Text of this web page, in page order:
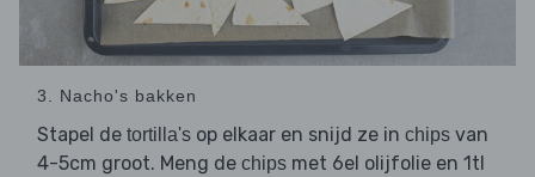
3. Nacho's bakken
Stapel de tortilla's op elkaar en snijd ze in chips van
4-5cm groot. Meng de chips met 6el olijfolie en 1tl